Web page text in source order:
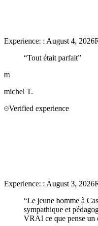
Experience: : August 4, 2026
“Tout était parfait”
m
michel T.
Verified experience
Experience: : August 3, 2026
“Le jeune homme à
sympathique et
VRAI ce que pense un